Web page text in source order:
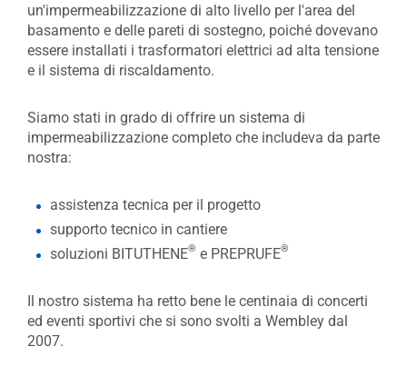
un'impermeabilizzazione di alto livello per l'area del
basamento e delle pareti di sostegno, poiché dovevano
essere installati i trasformatori elettrici ad alta tensione
e il sistema di riscaldamento.
Siamo stati in grado di offrire un sistema di
impermeabilizzazione completo che includeva da parte
nostra:
assistenza tecnica per il progetto
supporto tecnico in cantiere
soluzioni BITUTHENE® e PREPRUFE®
Il nostro sistema ha retto bene le centinaia di concerti
ed eventi sportivi che si sono svolti a Wembley dal
2007.